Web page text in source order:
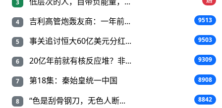
3
4 吉利高管炮轰友商：一年前... 9513
5 事关追讨恒大60亿美元分红... 9503
6 20亿年前就有核反应堆？非... 9309
7 第18集：秦始皇统一中国 8908
8 “色是刮骨钢刀，无色人断... 8842